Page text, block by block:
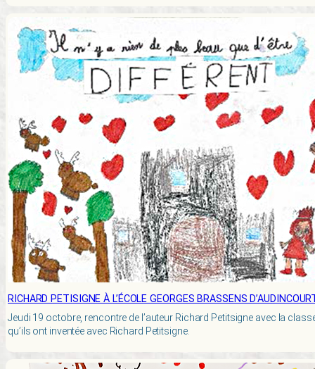
RICHARD PETISIGNE À L’ÉCOLE GEORGES BRASSENS
Jeudi 19 octobre, rencontre de l’auteur Richard Petitsigne avec la
qu’ils ont inventée avec Richard Petitsigne.